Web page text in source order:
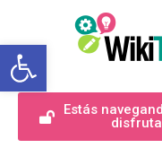
Abrir
Estás